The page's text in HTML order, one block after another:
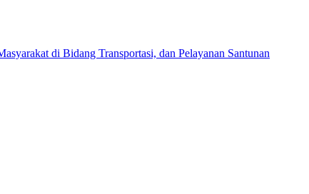
di Bidang Transportasi, dan Pelayanan Santunan